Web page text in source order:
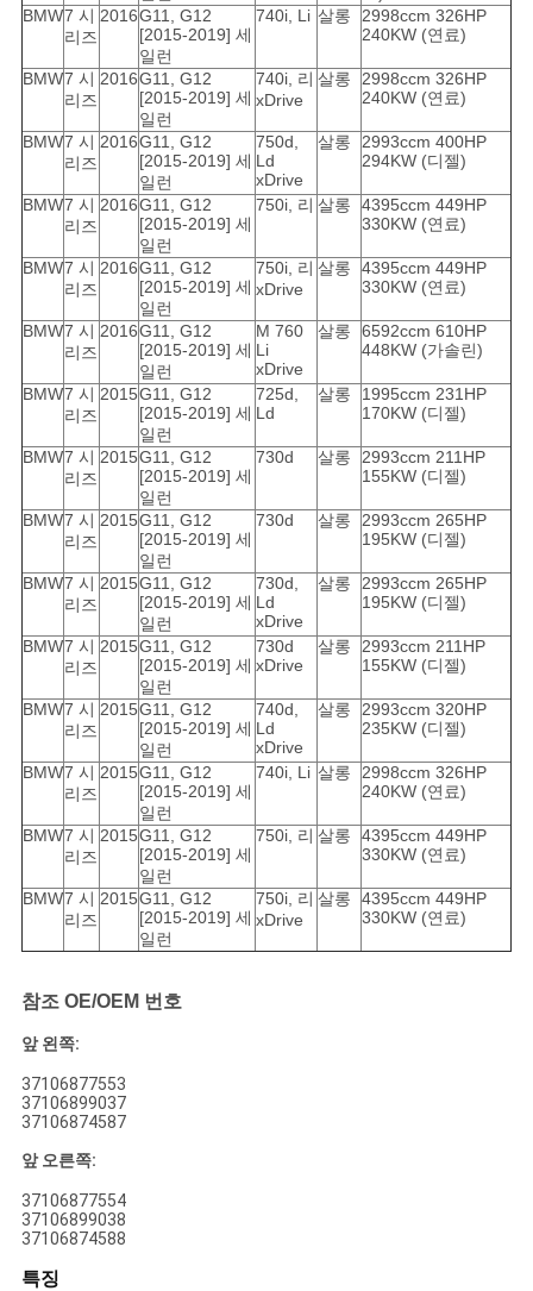
BMW7 시
리즈
2016G11, G12
[2015-2019] 세
일런
740i, Li 살롱
2998ccm 326HP
240KW (연료)
BMW7 시
리즈
2016G11, G12
[2015-2019] 세
일런
740i, 리
xDrive
살롱
2998ccm 326HP
240KW (연료)
BMW7 시
리즈
2016G11, G12
[2015-2019] 세
일런
750d,
Ld
xDrive
살롱
2993ccm 400HP
294KW (디젤)
BMW7 시
리즈
2016G11, G12
[2015-2019] 세
일런
750i, 리 살롱
4395ccm 449HP
330KW (연료)
BMW7 시
리즈
2016G11, G12
[2015-2019] 세
일런
750i, 리
xDrive
살롱
4395ccm 449HP
330KW (연료)
BMW7 시
리즈
2016G11, G12
[2015-2019] 세
일런
M 760
Li
xDrive
살롱
6592ccm 610HP
448KW (가솔린)
BMW7 시
리즈
2015G11, G12
[2015-2019] 세
일런
725d,
Ld
살롱
1995ccm 231HP
170KW (디젤)
BMW7 시
리즈
2015G11, G12
[2015-2019] 세
일런
730d 살롱
2993ccm 211HP
155KW (디젤)
BMW7 시
리즈
2015G11, G12
[2015-2019] 세
일런
730d 살롱
2993ccm 265HP
195KW (디젤)
BMW7 시
리즈
2015G11, G12
[2015-2019] 세
일런
730d,
Ld
xDrive
살롱
2993ccm 265HP
195KW (디젤)
BMW7 시
리즈
2015G11, G12
[2015-2019] 세
일런
730d
xDrive
살롱
2993ccm 211HP
155KW (디젤)
BMW7 시
리즈
2015G11, G12
[2015-2019] 세
일런
740d,
Ld
xDrive
살롱
2993ccm 320HP
235KW (디젤)
BMW7 시
리즈
2015G11, G12
[2015-2019] 세
일런
740i, Li 살롱
2998ccm 326HP
240KW (연료)
BMW7 시
리즈
2015G11, G12
[2015-2019] 세
일런
750i, 리 살롱
4395ccm 449HP
330KW (연료)
BMW7 시
리즈
2015G11, G12
[2015-2019] 세
일런
750i, 리
xDrive
살롱
4395ccm 449HP
330KW (연료)
참조 OE/OEM 번호
앞 왼쪽:
37106877553
37106899037
37106874587
앞 오른쪽:
37106877554
37106899038
37106874588
특징